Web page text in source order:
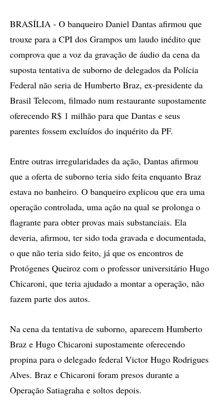
BRASÍLIA - O banqueiro Daniel Dantas afirmou que
trouxe para a CPI dos Grampos um laudo inédito que
comprova que a voz da gravação de áudio da cena da
suposta tentativa de suborno de delegados da Polícia
Federal não seria de Humberto Braz, ex-presidente da
Brasil Telecom, filmado num restaurante supostamente
oferecendo R$ 1 milhão para que Dantas e seus
parentes fossem excluídos do inquérito da PF.
Entre outras irregularidades da ação, Dantas afirmou
que a oferta de suborno teria sido feita enquanto Braz
estava no banheiro. O banqueiro explicou que era uma
operação controlada, uma ação na qual se prolonga o
flagrante para obter provas mais substanciais. Ela
deveria, afirmou, ter sido toda gravada e documentada,
o que não teria sido feito, já que os encontros de
Protógenes Queiroz com o professor universitário Hugo
Chicaroni, que teria ajudado a montar a operação, não
fazem parte dos autos.
Na cena da tentativa de suborno, aparecem Humberto
Braz e Hugo Chicaroni supostamente oferecendo
propina para o delegado federal Victor Hugo Rodrigues
Alves. Braz e Chicaroni foram presos durante a
Operação Satiagraha e soltos depois.